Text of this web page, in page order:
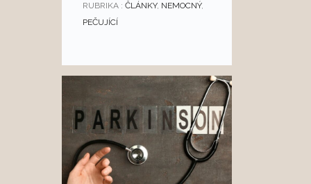
RUBRIKA : ČLÁNKY, NEMOCNÝ,
PEČUJÍCÍ